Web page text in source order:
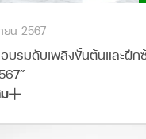
น 2567
บรมดับเพลิงขั้นต้นและฝึ